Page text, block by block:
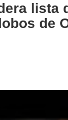
lista
de